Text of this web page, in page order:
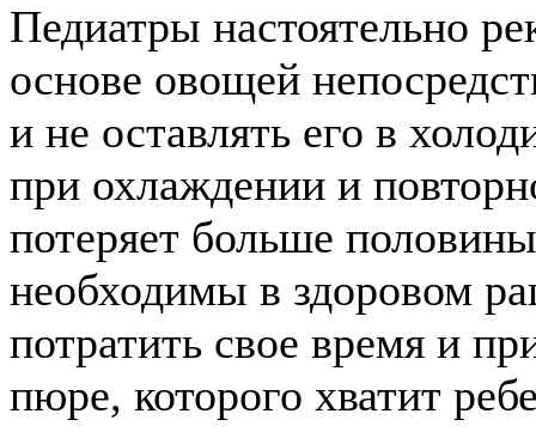
Педиатры настоятельно
основе овощей
и не оставлять его в
при охлаждении и
потеряет больше
необходимы в здоровом
потратить свое время и
пюре, которого хватит